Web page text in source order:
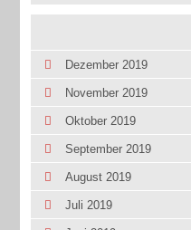
Dezember 2019
November 2019
Oktober 2019
September 2019
August 2019
Juli 2019